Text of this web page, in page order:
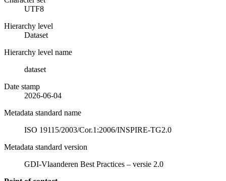
UTF8
Hierarchy level
Dataset
Hierarchy level name
dataset
Date stamp
2026-06-04
Metadata standard name
ISO 19115/2003/Cor.1:2006/INSPIRE-TG2.0
Metadata standard version
GDI-Vlaanderen Best Practices – versie 2.0